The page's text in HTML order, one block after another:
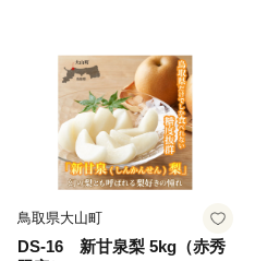
鳥取県大山町
DS-16 新甘泉梨 5kg（赤秀